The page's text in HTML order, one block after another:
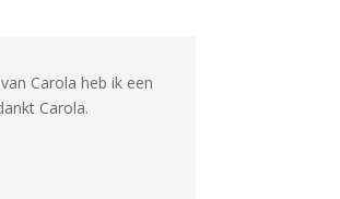
Carola heb ik een
Carola.